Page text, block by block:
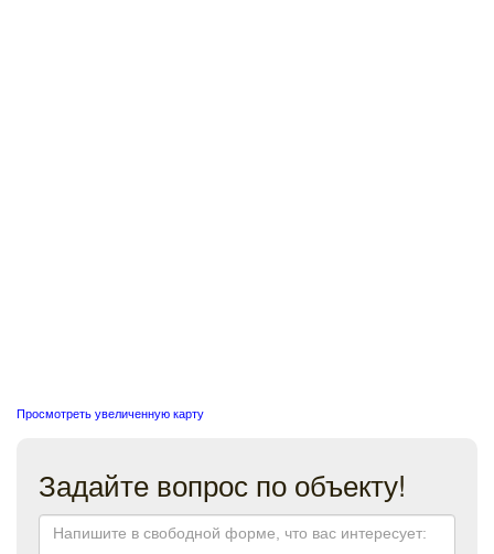
Просмотреть увеличенную карту
Задайте вопрос по объекту!